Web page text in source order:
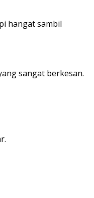
hangat sambil
sangat berkesan.